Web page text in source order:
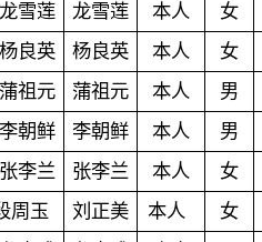
龙雪莲 龙雪莲 本人 女
杨良英 杨良英 本人 女
蒲祖元 蒲祖元 本人 男
李朝鲜 李朝鲜 本人 男
张李兰 张李兰 本人 女
周玉 刘正美 本人 女